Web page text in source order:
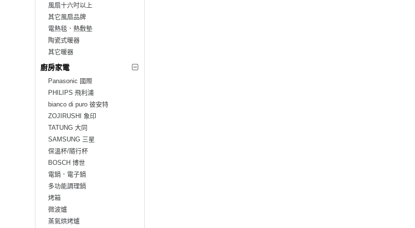
風扇十六吋以上
其它風扇品牌
電熱毯．熱敷墊
陶瓷式暖器
其它暖器
廚房家電
Panasonic 國際
PHILIPS 飛利浦
bianco di puro 彼安特
ZOJIRUSHI 象印
TATUNG 大同
SAMSUNG 三星
保溫杯/隨行杯
BOSCH 博世
電鍋．電子鍋
多功能調理鍋
烤箱
微波爐
蒸氣烘烤爐